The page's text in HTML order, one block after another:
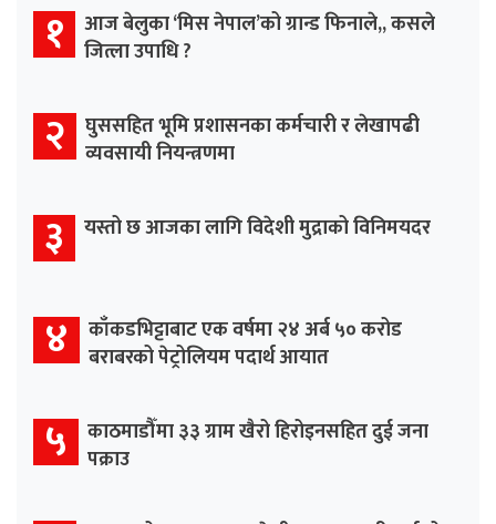
१
आज बेलुका ‘मिस नेपाल’को ग्रान्ड फिनाले,, कसले
जित्ला उपाधि ?
२
घुससहित भूमि प्रशासनका कर्मचारी र लेखापढी
व्यवसायी नियन्त्रणमा
३ यस्तो छ आजका लागि विदेशी मुद्राको विनिमयदर
४
काँकडभिट्टाबाट एक वर्षमा २४ अर्ब ५० करोड
बराबरको पेट्रोलियम पदार्थ आयात
५
काठमाडौँमा ३३ ग्राम खैरो हिरोइनसहित दुई जना
पक्राउ